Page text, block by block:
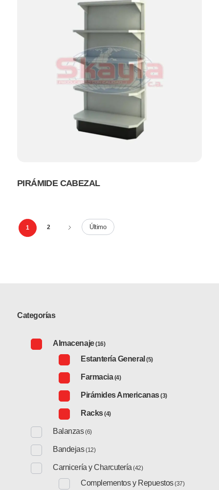
PIRÁMIDE CABEZAL
1 2 Último
Categorías
Almacenaje(16)
Estantería General (5)
Farmacia(4)
Pirámides Americanas(3)
Racks(4)
Balanzas(6)
Bandejas(12)
Carnicería y Charcutería (42)
Complementos y Repuestos(37)